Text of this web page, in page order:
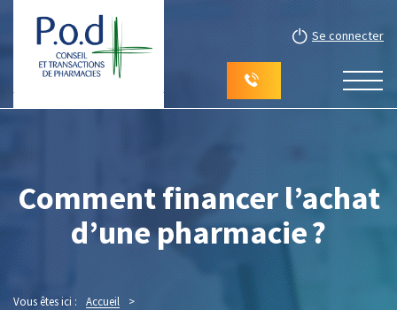
Se connecter
Comment financer l’achat
d’une pharmacie ?
Vous êtes ici : Accueil
>